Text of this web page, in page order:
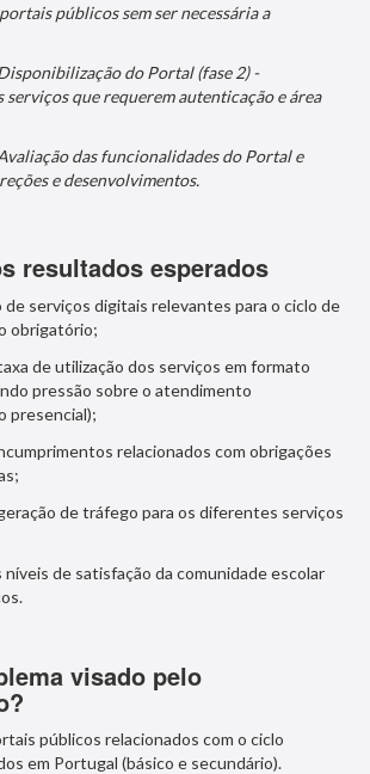
públicos sem ser necessária a
do Portal (fase 2) -
que requerem autenticação e área
das funcionalidades do Portal e
e desenvolvimentos.
resultados esperados
de serviços digitais relevantes para o ciclo de
obrigatório;
de utilização dos serviços em formato
pressão sobre o atendimento
presencial);
relacionados com obrigações
de tráfego para os diferentes serviços
de satisfação da comunidade escolar
visado pelo
públicos relacionados com o ciclo
em Portugal (básico e secundário).